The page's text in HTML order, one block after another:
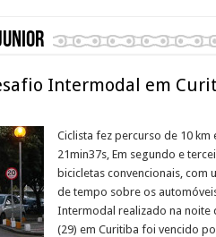
Intermodal em
Ciclista fez percurso de 10 km
21min37s, Em segundo e
bicicletas convencionais, com
de tempo sobre os
Intermodal realizado na noite
(29) em Curitiba foi vencido